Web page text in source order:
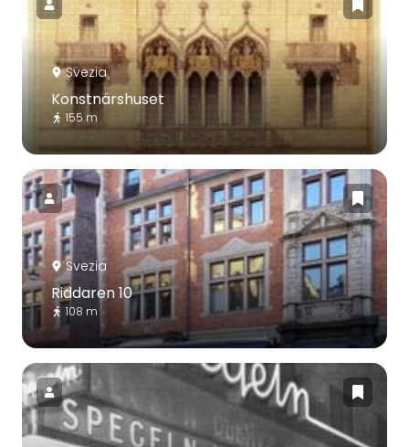
Svezia
Konstnärshuset
155 m
Svezia
Riddaren 10
108 m